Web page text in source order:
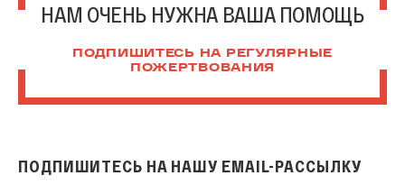
НАМ ОЧЕНЬ НУЖНА ВАША ПОМОЩЬ
ПОДПИШИТЕСЬ НА РЕГУЛЯРНЫЕ
ПОЖЕРТВОВАНИЯ
ПОДПИШИТЕСЬ НА НАШУ EMAIL-РАССЫЛКУ